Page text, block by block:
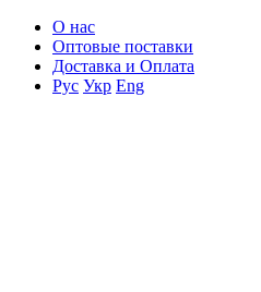
О нас
Оптовые поставки
Доставка и Оплата
Рус Укр Eng